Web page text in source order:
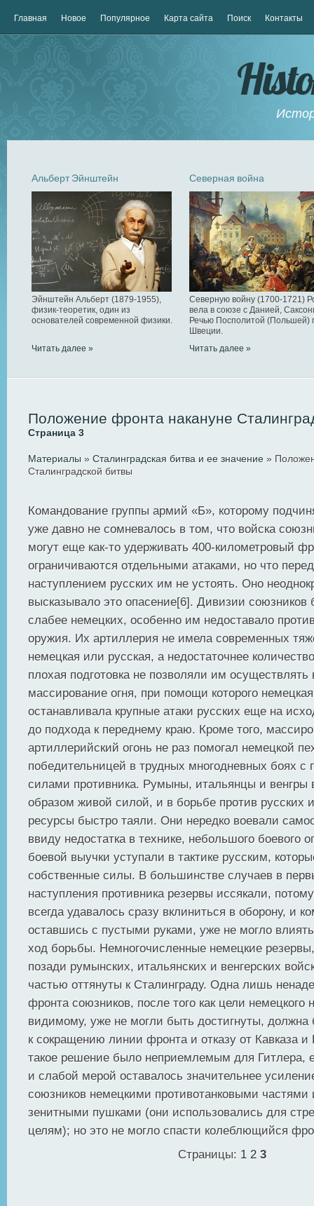
Главная Новое Популярное Карта сайта Поиск Контакты
Альберт Эйнштейн
Эйнштейн Альберт (1879-1955),
физик-теоретик, один из
основателей современной физики.
Читать далее »
Северная война
Северную войну (1700-1721)
вела в союзе с Данией,
Речью Посполитой (Польшей)
Швеции.
Читать далее »
Положение фронта накануне
Страница 3
Материалы » Сталинградская битва и ее значение »
Сталинградской битвы
Командование группы армий «Б», которому
уже давно не сомневалось в том, что войска
могут еще как-то удерживать 400‑километровый
ограничиваются отдельными атаками, но что
наступлением русских им не устоять. Оно
высказывало это опасение[6]. Дивизии
слабее немецких, особенно им недоставало
оружия. Их артиллерия не имела современных
немецкая или русская, а недостаточнее
плохая подготовка не позволяли им осуществлять
массирование огня, при помощи которого
останавливала крупные атаки русских еще на
до подхода к переднему краю. Кроме того,
артиллерийский огонь не раз помогал немецкой
победительницей в трудных многодневных боях
силами противника. Румыны, итальянцы и венгры
образом живой силой, и в борьбе против русских
ресурсы быстро таяли. Они нередко воевали
ввиду недостатка в технике, небольшого боевого
боевой выучки уступали в тактике русским,
собственные силы. В большинстве случаев в
наступления противника резервы иссякали,
всегда удавалось сразу вклиниться в оборону, и
оставшись с пустыми руками, уже не могло
ход борьбы. Немногочисленные немецкие
позади румынских, итальянских и венгерских
частью оттянуты к Сталинграду. Одна лишь
фронта союзников, после того как цели немецкого
видимому, уже не могли быть достигнуты,
к сокращению линии фронта и отказу от Кавказа и
такое решение было неприемлемым для Гитлера,
и слабой мерой оставалось значительнее
союзников немецкими противотанковыми частями
зенитными пушками (они использовались для
целям); но это не могло спасти колеблющийся
Страницы: 1 2 3